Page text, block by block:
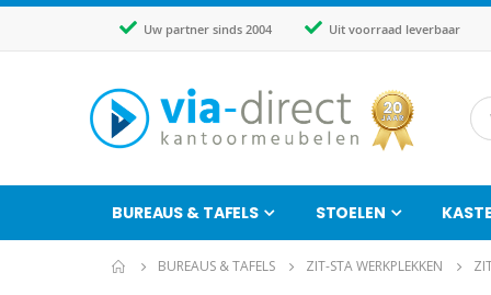
Uw partner sinds 2004 Uit voorraad leverbaar
BUREAUS & TAFELS STOELEN
BUREAUS & TAFELS ZIT-STA WERKPLEKKEN